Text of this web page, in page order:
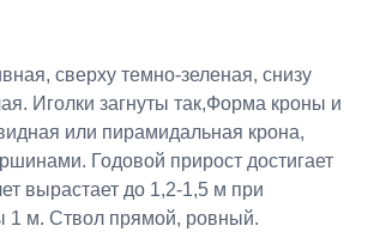
сверху темно-зеленая, снизу
Иголки загнуты так,Форма кроны и
или пирамидальная крона,
Годовой прирост достигает
вырастает до 1,2-1,5 м при
1 м. Ствол прямой, ровный.